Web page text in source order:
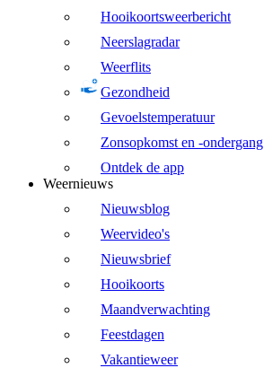
Hooikoortsweerbericht
Neerslagradar
Weerflits
Gezondheid
Gevoelstemperatuur
Zonsopkomst en -ondergang
Ontdek de app
Weernieuws
Nieuwsblog
Weervideo's
Nieuwsbrief
Hooikoorts
Maandverwachting
Feestdagen
Vakantieweer